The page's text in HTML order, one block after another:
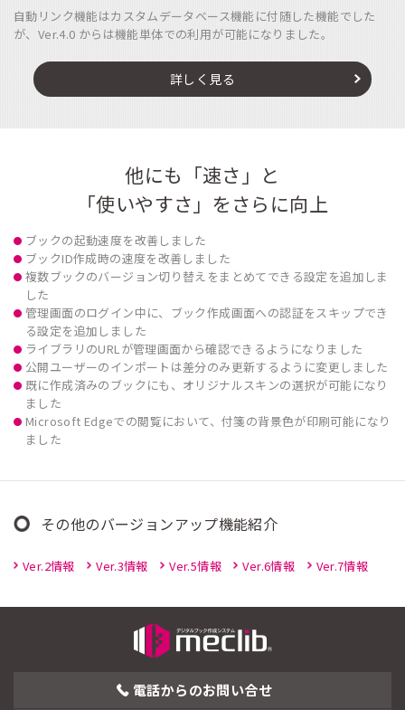
自動リンク機能はカスタムデータベース機能に付随した機能でした
が、 Ver.4.0 からは機能単体での利用が可能になりました。
詳しく見る
他にも「速さ」と
「使いやすさ」をさらに向上
ブックの起動速度を改善しました
ブックID作成時の速度を改善しました
複数ブックのバージョン切り替えをまとめてできる設定を追加しま
した
管理画面のログイン中に、ブック作成画面への認証をスキップでき
る設定を追加しました
ライブラリのURLが管理画面から確認できるようになりました
公開ユーザーのインポートは差分のみ更新するように変更しました
既に作成済みのブックにも、オリジナルスキンの選択が可能になり
ました
Microsoft Edgeでの閲覧において、付箋の背景色が印刷可能になり
ました
その他のバージョンアップ機能紹介
Ver.2情報 Ver.3情報 Ver.5情報 Ver.6情報 Ver.7情報
電話からのお問い合せ